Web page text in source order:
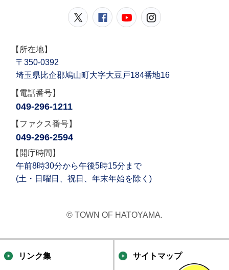
鳩山町公式Twitter
鳩山町公式Facebook
鳩山町公式
【所在地】
〒350-0392
埼玉県比企郡鳩山町大字大豆戸184番地16
【電話番号】
049-296-1211
【ファクス番号】
049-296-2594
【開庁時間】
午前8時30分から午後5時15分まで
(土・日曜日、祝日、年末年始を除く)
© TOWN OF HATOYAMA.
リンク集 サイトマップ